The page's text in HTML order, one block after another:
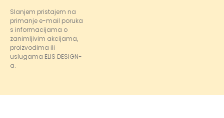
Slanjem pristajem na
primanje e-mail poruka
s informacijama o
zanimljivim akcijama,
proizvodima ili
uslugama ELIS DESIGN-
a.